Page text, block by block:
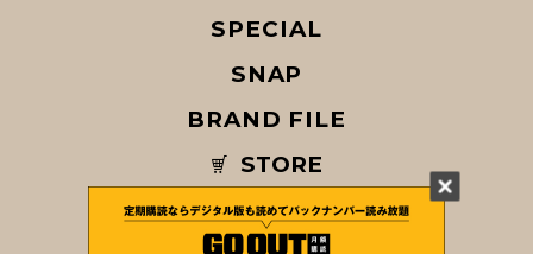
SPECIAL
SNAP
BRAND FILE
STORE
MAGAZINE